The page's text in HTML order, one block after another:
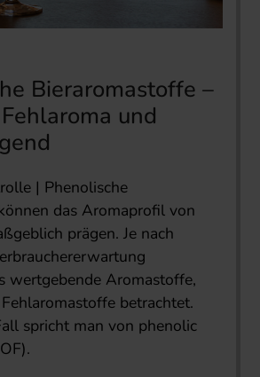
Bieraromastoffe –
und
| Phenolische
das Aromaprofil von
prägen. Je nach
wertgebende Aromastoffe,
betrachtet.
spricht man von phenolic